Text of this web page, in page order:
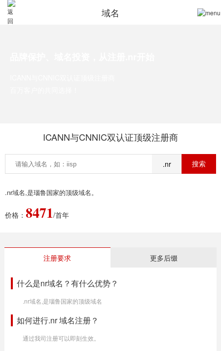
域名
ICANN与CNNIC双认证顶级注册商
.nr
.nr域名,是瑙鲁国家的顶级域名。
价格： 8471/首年
注册要求 更多后缀
什么是nr域名？有什么优势？
.nr域名,是瑙鲁国家的顶级域名
如何进行.nr 域名注册？
通过我司注册可以即刻生效。